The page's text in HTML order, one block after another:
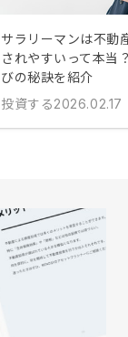
サラリーマンは不動
されやすいって本当
びの秘訣を紹介
投資する2026.02.17